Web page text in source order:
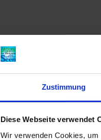
Zustimmung
Diese Webseite verwendet
Wir verwenden Cookies,